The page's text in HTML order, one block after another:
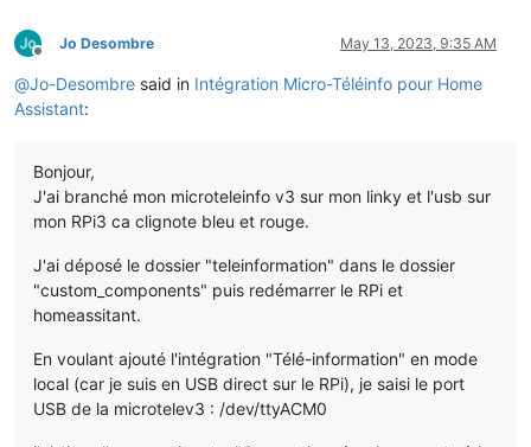
Offline
Jo Desombre May 13, 2023, 9:35 AM
@Jo-Desombre said in Intégration Micro-Téléinfo pour Home
Assistant:
Bonjour,
J'ai branché mon microteleinfo v3 sur mon linky et l'usb sur
mon RPi3 ca clignote bleu et rouge.
J'ai déposé le dossier "teleinformation" dans le dossier
"custom_components" puis redémarrer le RPi et
homeassitant.
En voulant ajouté l'intégration "Télé-information" en mode
local (car je suis en USB direct sur le RPi), je saisi le port
USB de la microtelev3 : /dev/ttyACM0